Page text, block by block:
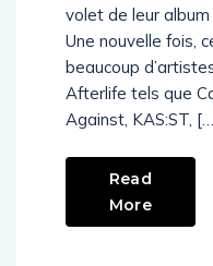
volet de leur album
Une nouvelle fois,
beaucoup
Afterlife tels que
Against, KAS:ST,
Read
More